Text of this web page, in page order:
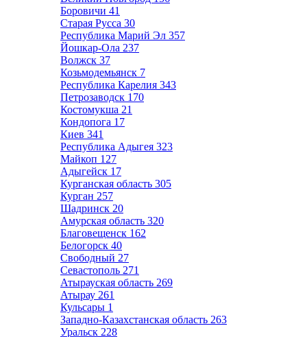
Боровичи 41
Старая Русса 30
Республика Марий Эл 357
Йошкар-Ола 237
Волжск 37
Козьмодемьянск 7
Республика Карелия 343
Петрозаводск 170
Костомукша 21
Кондопога 17
Киев 341
Республика Адыгея 323
Майкоп 127
Адыгейск 17
Курганская область 305
Курган 257
Шадринск 20
Амурская область 320
Благовещенск 162
Белогорск 40
Свободный 27
Севастополь 271
Атырауская область 269
Атырау 261
Кульсары 1
Западно-Казахстанская область 263
Уральск 228